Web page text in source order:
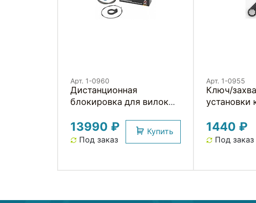
Арт. 1-0960
Дистанционная
блокировка для вилок
OUT UPGRADE KIT RST
13990 ₽
Под заказ
Купить
Арт. 1-0955
Ключ/
установки
жесткости
1440 ₽
Под заказ